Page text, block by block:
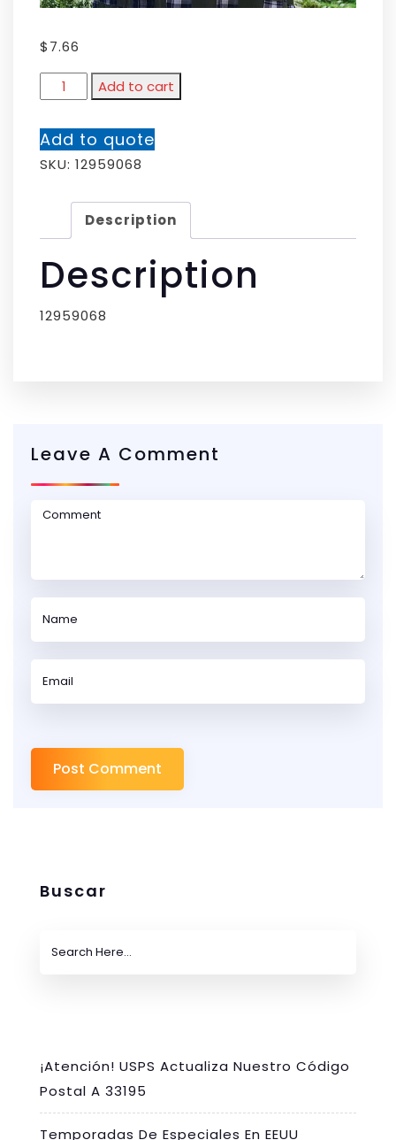
$7.66
Add to cart
Add to quote
SKU: 12959068
Description
Description
12959068
Leave A Comment
Buscar
¡Atención! USPS Actualiza Nuestro Código
Postal A 33195
Temporadas De Especiales En EEUU